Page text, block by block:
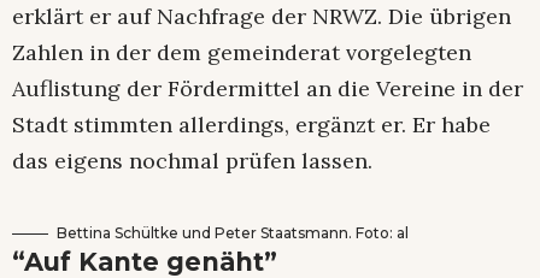
erklärt er auf Nachfrage der NRWZ. Die übrigen
Zahlen in der dem gemeinderat vorgelegten
Auflistung der Fördermittel an die Vereine in der
Stadt stimmten allerdings, ergänzt er. Er habe
das eigens nochmal prüfen lassen.
Bettina Schültke und Peter Staatsmann. Foto: al
“Auf Kante genäht”